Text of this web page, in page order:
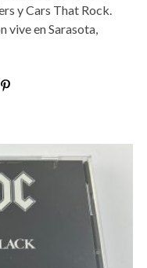
y Cars That Rock.
vive en Sarasota,